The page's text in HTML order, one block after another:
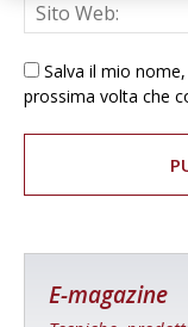
Salva il mio
prossima volta che
E-magazine